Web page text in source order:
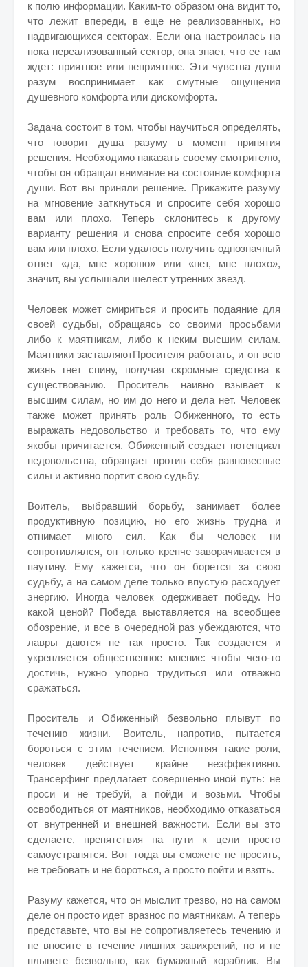
к полю информации. Каким-то образом она видит то,
что лежит впереди, в еще не реализованных, но
надвигающихся секторах. Если она настроилась на
пока нереализованный сектор, она знает, что ее там
ждет: приятное или неприятное. Эти чувства души
разум воспринимает как смутные ощущения
душевного комфорта или дискомфорта.
Задача состоит в том, чтобы научиться определять,
что говорит душа разуму в момент принятия
решения. Необходимо наказать своему смотрителю,
чтобы он обращал внимание на состояние комфорта
души. Вот вы приняли решение. Прикажите разуму
на мгновение заткнуться и спросите себя хорошо
вам или плохо. Теперь склонитесь к другому
варианту решения и снова спросите себя хорошо
вам или плохо. Если удалось получить однозначный
ответ «да, мне хорошо» или «нет, мне плохо»,
значит, вы услышали шелест утренних звезд.
Человек может смириться и просить подаяние для
своей судьбы, обращаясь со своими просьбами
либо к маятникам, либо к неким высшим силам.
Маятники заставляютПросителя работать, и он всю
жизнь гнет спину, получая скромные средства к
существованию. Проситель наивно взывает к
высшим силам, но им до него и дела нет. Человек
также может принять роль Обиженного, то есть
выражать недовольство и требовать то, что ему
якобы причитается. Обиженный создает потенциал
недовольства, обращает против себя равновесные
силы и активно портит свою судьбу.
Воитель, выбравший борьбу, занимает более
продуктивную позицию, но его жизнь трудна и
отнимает много сил. Как бы человек ни
сопротивлялся, он только крепче заворачивается в
паутину. Ему кажется, что он борется за свою
судьбу, а на самом деле только впустую расходует
энергию. Иногда человек одерживает победу. Но
какой ценой? Победа выставляется на всеобщее
обозрение, и все в очередной раз убеждаются, что
лавры даются не так просто. Так создается и
укрепляется общественное мнение: чтобы чего-то
достичь, нужно упорно трудиться или отважно
сражаться.
Проситель и Обиженный безвольно плывут по
течению жизни. Воитель, напротив, пытается
бороться с этим течением. Исполняя такие роли,
человек действует крайне неэффективно.
Трансерфинг предлагает совершенно иной путь: не
проси и не требуй, а пойди и возьми. Чтобы
освободиться от маятников, необходимо отказаться
от внутренней и внешней важности. Если вы это
сделаете, препятствия на пути к цели просто
самоустранятся. Вот тогда вы сможете не просить,
не требовать и не бороться, а просто пойти и взять.
Разуму кажется, что он мыслит трезво, но на самом
деле он просто идет вразнос по маятникам. А теперь
представьте, что вы не сопротивляетесь течению и
не вносите в течение лишних завихрений, но и не
плывете безвольно, как бумажный кораблик. Вы